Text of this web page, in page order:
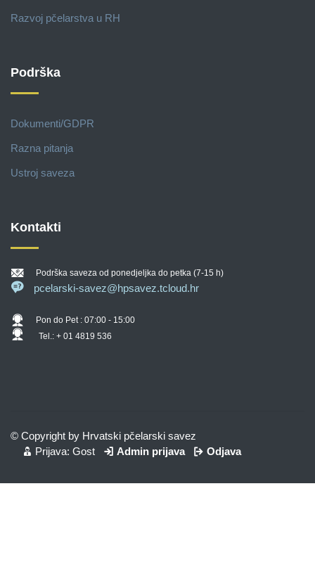
Razvoj pčelarstva u RH
Podrška
Dokumenti/GDPR
Razna pitanja
Ustroj saveza
Kontakti
Podrška saveza od ponedjeljka do petka (7-15 h)
pcelarski-savez@hpsavez.tcloud.hr
Pon do Pet : 07:00 - 15:00
Tel.: + 01 4819 536
© Copyright by Hrvatski pčelarski savez
Prijava: Gost
Admin prijava Odjava